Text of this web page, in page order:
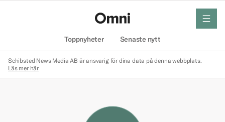
Toppnyheter Senaste nytt
meny
Schibsted News Media AB är ansvarig för dina data på denna webbplats.
Läs mer här